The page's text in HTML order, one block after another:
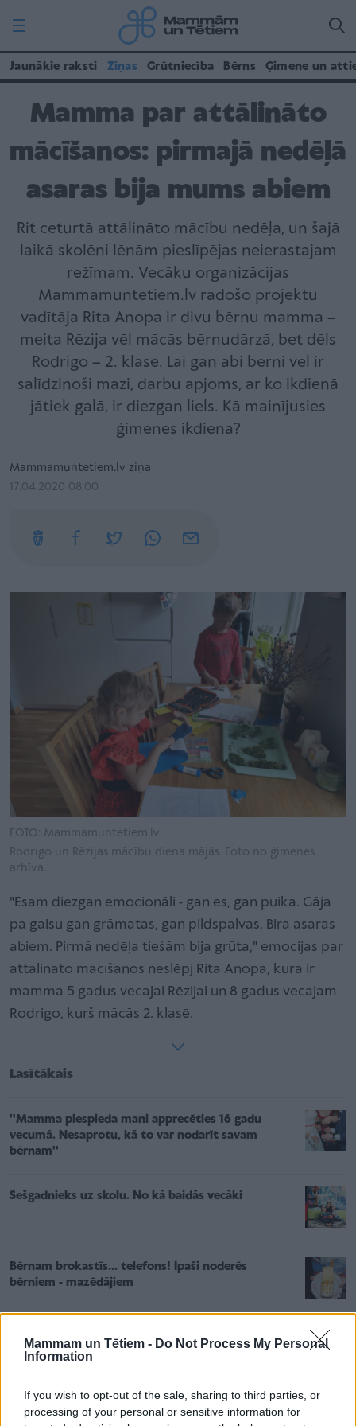
Mammam un Tētiem - Do Not Process My Personal
Information
If you wish to opt-out of the sale, sharing to third parties, or
processing of your personal or sensitive information for
Jaunākie raksti Ziņas Grūtniecība Bērns Ģimene un
Mamma par attālināto
mācīšanos: pirmajā nedēļā
asaras bija mums abiem
Rit ceturtā attālināto mācību nedēļa, un šajā
laikā skolēni lēnām pieslīpējas neierastajam
režīmam. Vecāku organizācijas
Mammamuntetiem.lv radošo projektu
vadītāja Rita Anopa ir divu bērnu mamma –
meita Rēzija vēl mācās bērnudārzā, bet dēls
Rodrigo – 2. klasē. Lai gan abi bērni vēl ir
salīdzinoši mazi, darbu apjoms, ar ko ikdienā
jātiek galā, ir diezgan liels. Kā mainījusies
ģimenes ikdiena?
Mammamuntetiem.lv ziņa
17.04.2020 08:00
FOTO: Mammamuntetiem.lv
Rodrigo un Rēzijas mācību diena mājās. Foto no ģimenes
arhīva.
"Esam diezgan emocionāli - gan es, gan puika. Gāja
pa gaisu gan grāmatas, gan pildspalvas. Bira asaras
abiem. Pirmā nedēļa tiešām bija grūta," emocijas par
attālināto mācīšanos neslēpj Rita Anopa, kura ir
mamma 5 gadus vecajai Rēzijai un 8 gadus vecajam
Rodrigo, kurš mācās 2. klasē.
Lasītākais
''Mamma piespieda mani apprecēties 16 gadu
vecumā. Nesaprotu, kā to var nodarīt savam
bērnam''
Sešgadnieks uz skolu. No kā baidās vecāki
Bērnam brokastīs... telefons! Īpaši noderēs
bērniem - mazēdājiem
Abiem bērniem ir iekārtotas mācību vietas - vienam